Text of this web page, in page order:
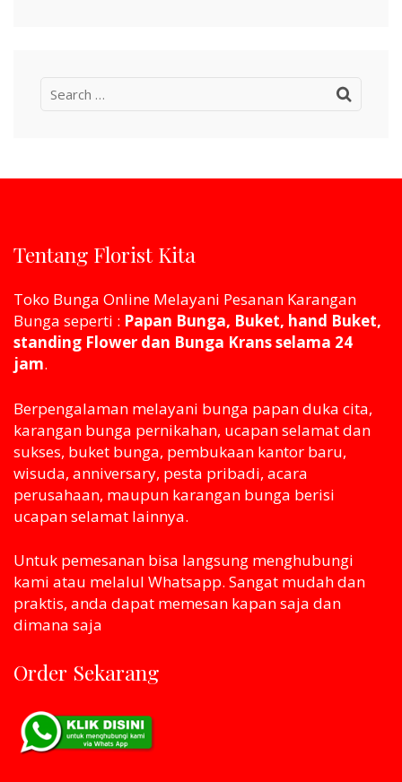
Search
Tentang Florist Kita
Toko Bunga Online Melayani Pesanan Karangan
Bunga seperti : Papan Bunga, Buket, hand Buket,
standing Flower dan Bunga Krans selama 24
jam.
Berpengalaman melayani bunga papan duka cita,
karangan bunga pernikahan, ucapan selamat dan
sukses, buket bunga, pembukaan kantor baru,
wisuda, anniversary, pesta pribadi, acara
perusahaan, maupun karangan bunga berisi
ucapan selamat lainnya.
Untuk pemesanan bisa langsung menghubungi
kami atau melaluI Whatsapp. Sangat mudah dan
praktis, anda dapat memesan kapan saja dan
dimana saja
Order Sekarang